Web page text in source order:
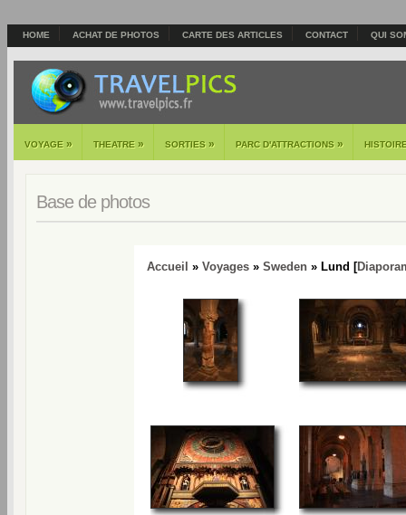
HOME ACHAT DE PHOTOS CARTE DES ARTICLES CONTACT QUI
VOYAGE » THEATRE » SORTIES » PARC D'ATTRACTIONS »
Base de photos
Accueil » Voyages» Sweden» Lund [